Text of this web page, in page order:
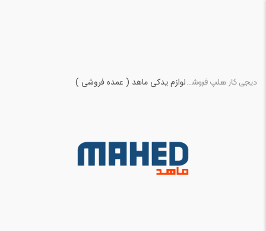
دیجی کار هلپ فروشگاه لوازم یدکی خودرولوازم یدکی ماهد ( عمده فروشی )